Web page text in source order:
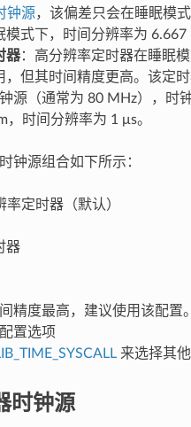
钟源，该偏差只会在睡眠模
模式下，时间分辨率为 6.667
器：高分辨率定时器在睡眠
，但其时间精度更高。该定时
源（通常为 80 MHz），时
，时间分辨率为 1 μs。
钟源组合如下所示：
率定时器（默认）
器
精度最高，建议使用该配置
置选项
来选择其他
时钟源